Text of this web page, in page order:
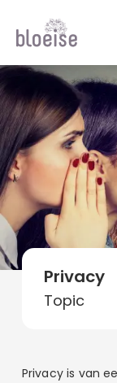
Online
Branches
Marketing
Alle soorten
Alle topics
Privacy
Topic
Privacy is van